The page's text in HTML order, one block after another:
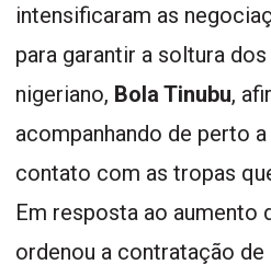
intensificaram as
para garantir a soltura
nigeriano, Bola Tinubu,
acompanhando de perto
contato com as tropas
Em resposta ao aumento
ordenou a contratação